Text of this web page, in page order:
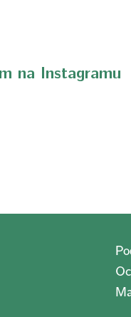
na Instagramu